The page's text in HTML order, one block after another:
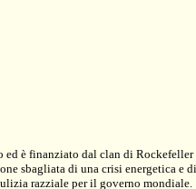
è finanziato dal clan di
di una crisi energetica e
razziale per il governo mondiale.